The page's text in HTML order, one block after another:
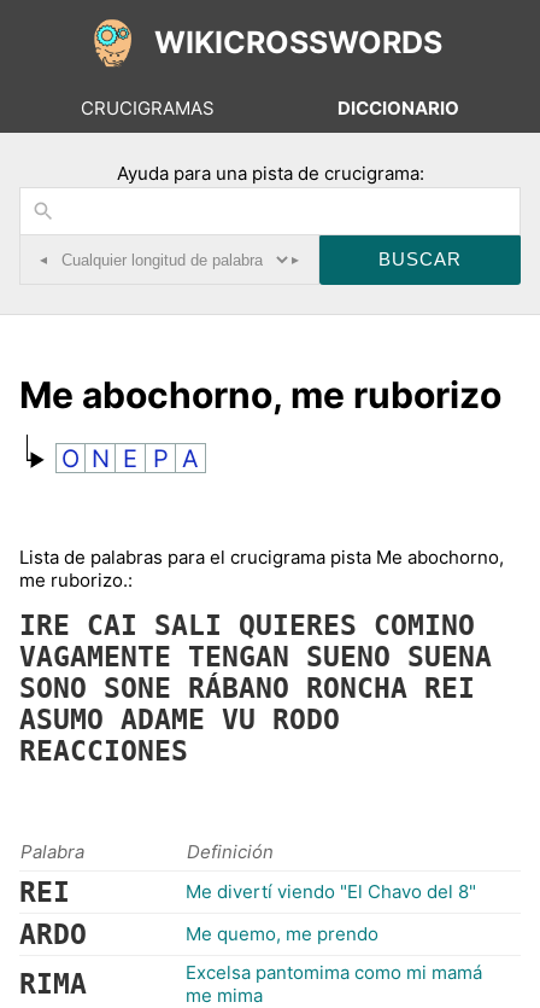
WIKICROSSWORDS
CRUCIGRAMAS DICCIONARIO
Ayuda para una pista de crucigrama:
◂ ▸
Me abochorno, me ruborizo
O N E P A
Lista de palabras para el crucigrama pista Me abochorno,
me ruborizo.:
IRE CAI SALI QUIERES COMINO
VAGAMENTE TENGAN SUENO SUENA
SONO SONE RÁBANO RONCHA REI
ASUMO ADAME VU RODO
REACCIONES
Palabra Definición
REI Me divertí viendo "El Chavo del 8"
ARDO Me quemo, me prendo
RIMA
Excelsa pantomima como mi mamá
me mima